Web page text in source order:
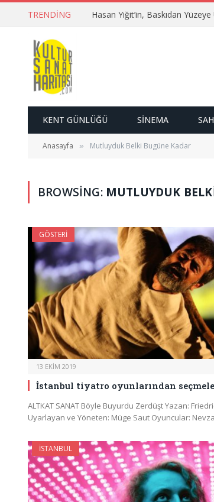
TRENDING Hasan Yiğit’in, Baskıdan
KENT GÜNLÜĞÜ SINEMA
Anasayfa » Mutluyduk Belki Bugüne Kadar
BROWSING: MUTLUYDUK
GÖSTERI
13 EKIM 2019
İstanbul tiyatro oyunlarından
ALTKAT SANAT Böyle Buyurdu Zerdüşt Yazan:
Uyarlayan ve Yöneten: Müge Saut Oyuncular:
İSTANBUL